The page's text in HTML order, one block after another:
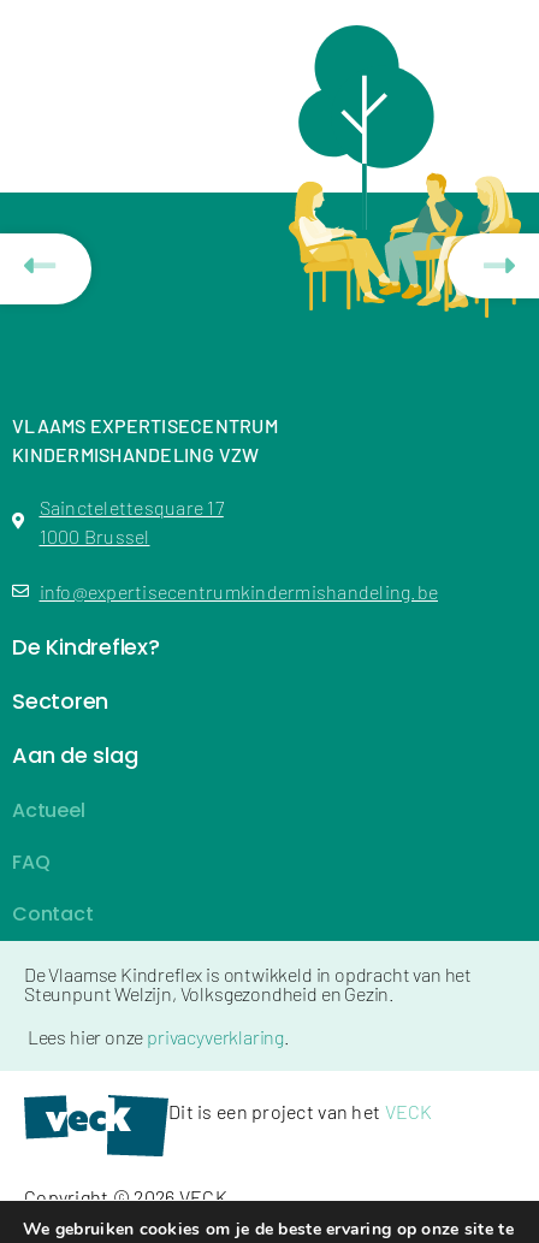
VLAAMS EXPERTISECENTRUM
KINDERMISHANDELING VZW
Sainctelettesquare 17
1000 Brussel
info@expertisecentrumkindermishandeling.be
De Kindreflex?
Sectoren
Aan de slag
Actueel
FAQ
Contact
De Vlaamse Kindreflex is ontwikkeld in opdracht van het
Steunpunt Welzijn, Volksgezondheid en Gezin.
Lees hier onze privacyverklaring
Dit is een project van het VECK
Copyright © 2026 VECK
We gebruiken cookies om je de beste ervaring op onze site te